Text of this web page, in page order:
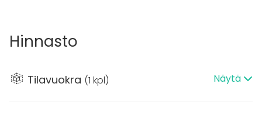
tarjoaa persoonallisen, tunnelmallisen ja inspiroivan
Tilamme soveltuvat hyvin erilaisten juhlien,
Hinnasto
Tilavuokra (1 kpl) Näytä